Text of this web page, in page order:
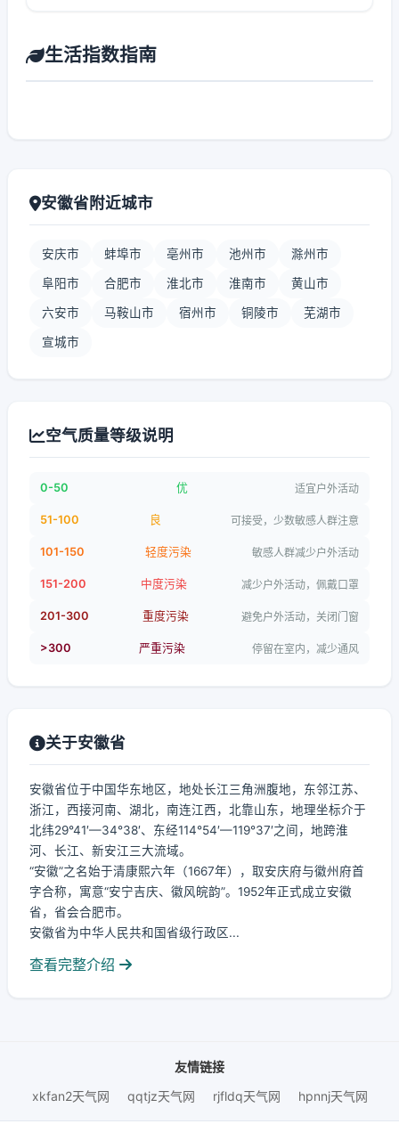
生活指数指南
安徽省附近城市
安庆市 蚌埠市 亳州市 池州市 滁州市
阜阳市 合肥市 淮北市 淮南市 黄山市
六安市 马鞍山市 宿州市 铜陵市 芜湖市
宣城市
空气质量等级说明
0-50 优 适宜户外活动
51-100 良 可接受，少数敏感人群注意
101-150 轻度污染 敏感人群减少户外活动
151-200 中度污染 减少户外活动，佩戴口罩
201-300 重度污染 避免户外活动，关闭门窗
>300 严重污染 停留在室内，减少通风
关于安徽省
安徽省位于中国华东地区，地处长江三角洲腹地，东邻江苏、
浙江，西接河南、湖北，南连江西，北靠山东，地理坐标介于
北纬29°41′—34°38′、东经114°54′—119°37′之间，地跨淮
河、长江、新安江三大流域。
“安徽”之名始于清康熙六年（1667年），取安庆府与徽州府首
字合称，寓意“安宁吉庆、徽风皖韵”。1952年正式成立安徽
省，省会合肥市。
安徽省为中华人民共和国省级行政区...
查看完整介绍
友情链接
xkfan2天气网
qqtjz天气网 rjfldq天气网 hpnnj天气网